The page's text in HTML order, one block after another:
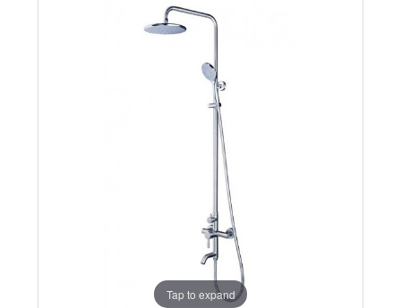
Tap to expand